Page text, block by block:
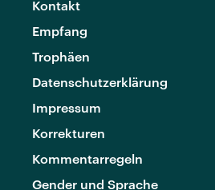
Kontakt
Empfang
Trophäen
Datenschutzerklärung
Impressum
Korrekturen
Kommentarregeln
Gender und Sprache